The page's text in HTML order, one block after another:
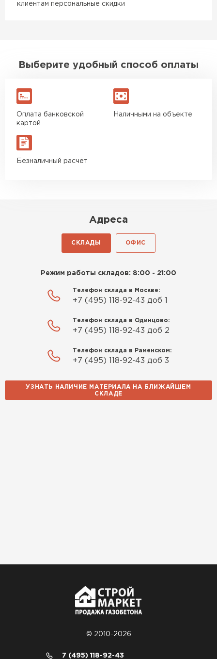
клиентам персональные скидки
Выберите удобный способ оплаты
Оплата банковской
картой
Наличными на объекте
Безналичный расчёт
Адреса
СКЛАДЫ ОФИС
Режим работы складов: 8:00 - 21:00
Телефон склада в Москве:
+7 (495) 118-92-43 доб 1
Телефон склада в Одинцово:
+7 (495) 118-92-43 доб 2
Телефон склада в Раменском:
+7 (495) 118-92-43 доб 3
УЗНАТЬ НАЛИЧИЕ МАТЕРИАЛА НА БЛИЖАЙШЕМ
СКЛАДЕ
© 2010-2026
7 (495) 118-92-43